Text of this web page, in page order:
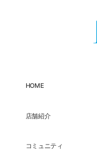
HOME
店舗紹介
コミュニティ